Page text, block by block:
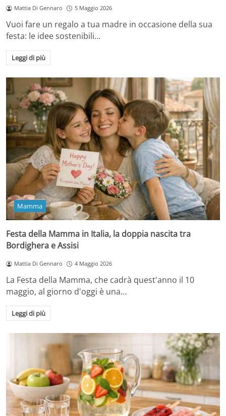
Mattia Di Gennaro 5 Maggio 2026
Vuoi fare un regalo a tua madre in occasione della sua
festa: le idee sostenibili…
Leggi di più
Mamma
Festa della Mamma in Italia, la doppia nascita tra
Bordighera e Assisi
Mattia Di Gennaro 4 Maggio 2026
La Festa della Mamma, che cadrà quest'anno il 10
maggio, al giorno d'oggi è una…
Leggi di più